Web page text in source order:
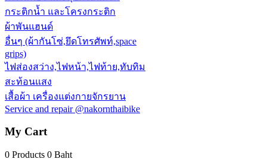
กระติกน้ำ และโครงกระติก
ผ้าพันแฮนด์
อื่นๆ (ผ้ากันโซ่,ยึดโทรศัพท์,space
grips)
ไฟส่องสว่าง,ไฟหน้า,ไฟท้าย,ทับทิม
สะท้อนแสง
เสื้อผ้า เครื่องแต่งกายจักรยาน
Service and repair @nakornthaibike
My Cart
0 Products 0 Baht